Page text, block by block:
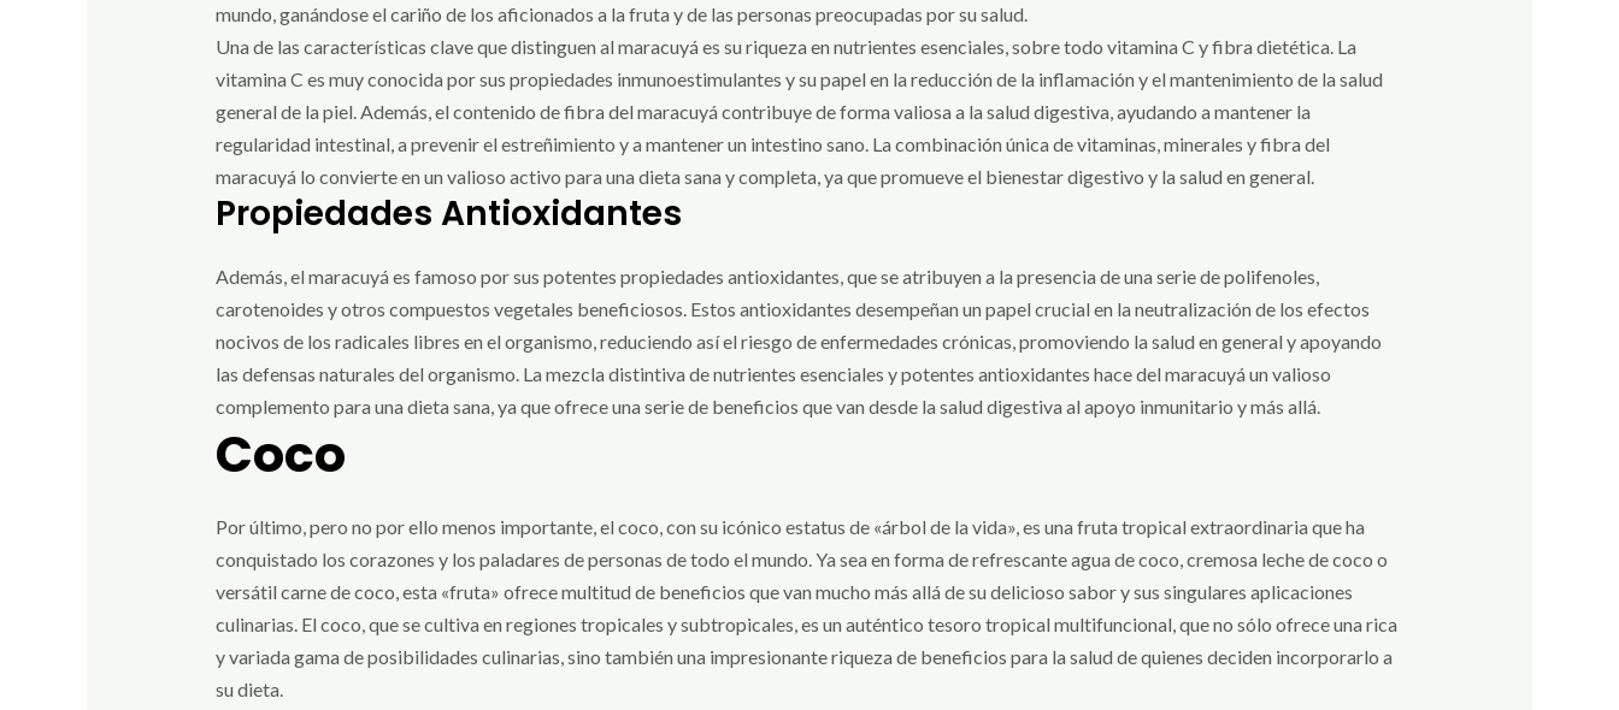
mundo, ganándose el cariño de los aficionados a la fruta y de las personas preocupadas por su salud.
Una de las características clave que distinguen al maracuyá es su riqueza en nutrientes esenciales, sobre todo vitamina C y fibra dietética. La
vitamina C es muy conocida por sus propiedades inmunoestimulantes y su papel en la reducción de la inflamación y el mantenimiento de la salud
general de la piel. Además, el contenido de fibra del maracuyá contribuye de forma valiosa a la salud digestiva, ayudando a mantener la
regularidad intestinal, a prevenir el estreñimiento y a mantener un intestino sano. La combinación única de vitaminas, minerales y fibra del
maracuyá lo convierte en un valioso activo para una dieta sana y completa, ya que promueve el bienestar digestivo y la salud en general.
Propiedades Antioxidantes
Además, el maracuyá es famoso por sus potentes propiedades antioxidantes, que se atribuyen a la presencia de una serie de polifenoles,
carotenoides y otros compuestos vegetales beneficiosos. Estos antioxidantes desempeñan un papel crucial en la neutralización de los efectos
nocivos de los radicales libres en el organismo, reduciendo así el riesgo de enfermedades crónicas, promoviendo la salud en general y apoyando
las defensas naturales del organismo. La mezcla distintiva de nutrientes esenciales y potentes antioxidantes hace del maracuyá un valioso
complemento para una dieta sana, ya que ofrece una serie de beneficios que van desde la salud digestiva al apoyo inmunitario y más allá.
Coco
Por último, pero no por ello menos importante, el coco, con su icónico estatus de «árbol de la vida», es una fruta tropical extraordinaria que ha
conquistado los corazones y los paladares de personas de todo el mundo. Ya sea en forma de refrescante agua de coco, cremosa leche de coco o
versátil carne de coco, esta «fruta» ofrece multitud de beneficios que van mucho más allá de su delicioso sabor y sus singulares aplicaciones
culinarias. El coco, que se cultiva en regiones tropicales y subtropicales, es un auténtico tesoro tropical multifuncional, que no sólo ofrece una rica
y variada gama de posibilidades culinarias, sino también una impresionante riqueza de beneficios para la salud de quienes deciden incorporarlo a
su dieta.